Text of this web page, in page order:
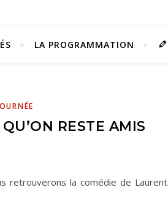
LA PROGRAMMATION
RESTE AMIS
retrouverons la comédie de Laurent